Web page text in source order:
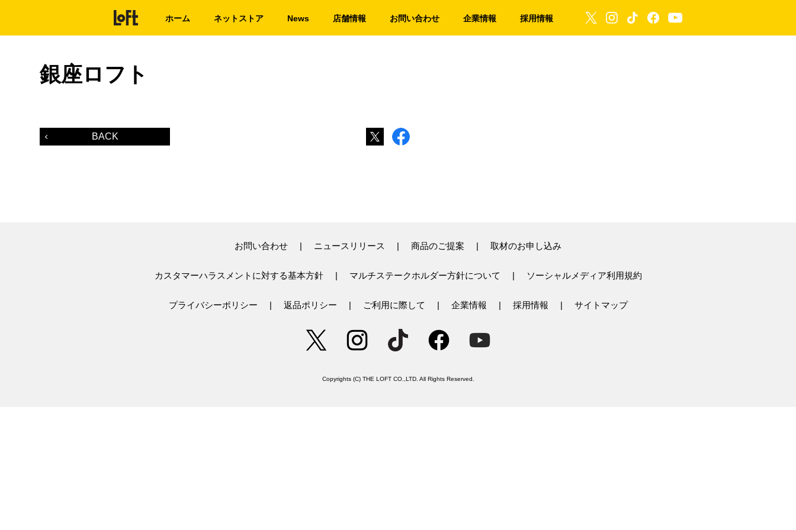
ホーム ネットストア News 店舗情報 お問い合わせ 企業情報 採用情報
銀座ロフト
BACK
お問い合わせ ニュースリリース 商品のご提案 取材のお申し込み
カスタマーハラスメントに対する基本方針 マルチステークホルダー方針について ソーシャルメディア利用規約
プライバシーポリシー 返品ポリシー ご利用に際して 企業情報 採用情報 サイトマップ
Copyrights (C) THE LOFT CO.,LTD. All Rights Reserved.